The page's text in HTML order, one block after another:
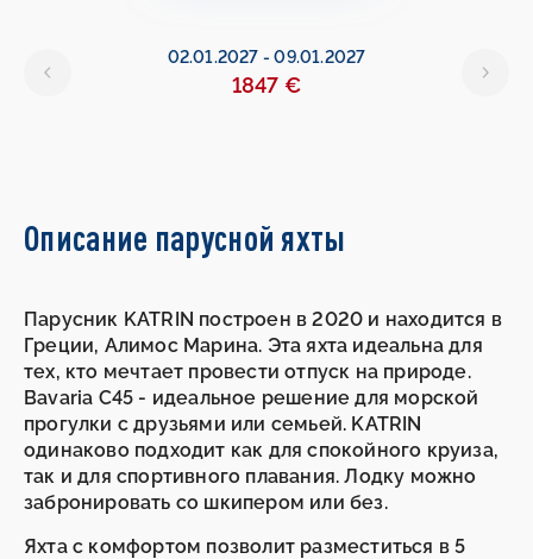
02.01.2027 -09.01.2027
1847 €
Описание парусной яхты
Парусник KATRIN построен в 2020 и находится в
Греции, Алимос Марина. Эта яхта идеальна для
тех, кто мечтает провести отпуск на природе.
Bavaria C45 - идеальное решение для морской
прогулки с друзьями или семьей. KATRIN
одинаково подходит как для спокойного круиза,
так и для спортивного плавания. Лодку можно
забронировать со шкипером или без.
Яхта с комфортом позволит разместиться в 5